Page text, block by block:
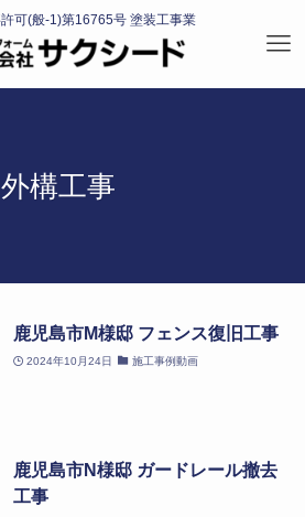
外構工事
鹿児島市M様邸 フェンス復旧工事
2024年10月24日 施工事例動画
鹿児島市N様邸 ガードレール撤去
工事